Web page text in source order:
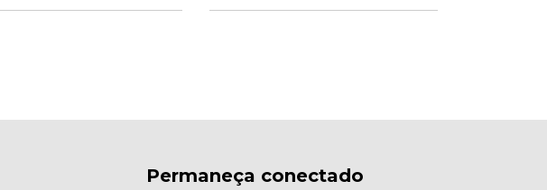
Permaneça conectado